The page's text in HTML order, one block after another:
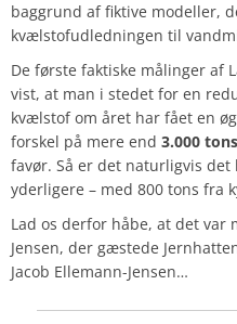
baggrund af fiktive modeller,
kvælstofudledningen til
De første faktiske målinger af
vist, at man i stedet for en
kvælstof om året har fået en
forskel på mere end 3.000 tons
favør. Så er det naturligvis
yderligere – med 800 tons fra
Lad os derfor håbe, at det var
Jensen, der gæstede
Jacob Ellemann-Jensen…